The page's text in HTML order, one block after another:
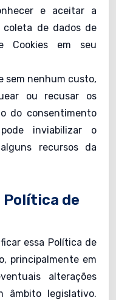
e aceitar a
de dados de
Cookies em seu
sem nenhum custo,
ou recusar os
do consentimento
inviabilizar o
recursos da
Política de
essa Política de
principalmente em
alterações
âmbito legislativo.